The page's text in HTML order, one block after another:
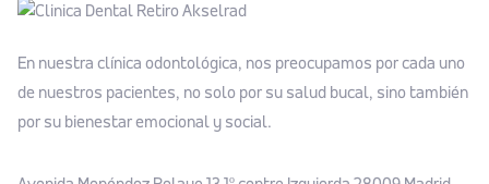
En nuestra clínica odontológica, nos preocupamos por cada uno
de nuestros pacientes, no solo por su salud bucal, sino también
por su bienestar emocional y social.